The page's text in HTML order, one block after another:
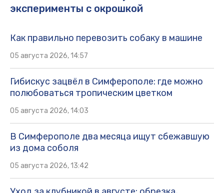
эксперименты с окрошкой
Как правильно перевозить собаку в машине
05 августа 2026, 14:57
Гибискус зацвёл в Симферополе: где можно
полюбоваться тропическим цветком
05 августа 2026, 14:03
В Симферополе два месяца ищут сбежавшую
из дома соболя
05 августа 2026, 13:42